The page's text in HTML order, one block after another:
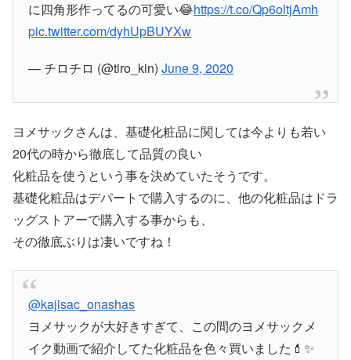
に四角形作ってるの可愛い😂https://t.co/Qp6oltjAmh
pic.twitter.com/dyhUpBUYXw
— チロチロ (@tiro_kin)June 9, 2020
ヨメサックさんは、基礎化粧品に関しては今よりも若い
20代の時から徹底して品質の良い
化粧品を使うという事を決めていたそうです。
基礎化粧品はデパートで購入するのに、他の化粧品はドラ
ッグストアーで購入する事からも、
その徹底ぶりは凄いですね！
@kajisac_onashas
ヨメサックが大好きすぎて、この間のヨメサックメ
イク動画で紹介してた化粧品を色々買いました💄✨